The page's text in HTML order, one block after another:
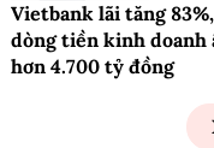
Vietbank lãi tăng 83%,
dòng tiền kinh doanh
hơn 4.700 tỷ đồng